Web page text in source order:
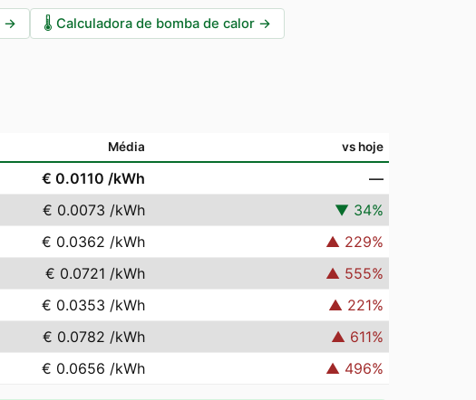
→ 🌡️ Calculadora de bomba de calor →
Média vs hoje
€ 0.0110 /kWh
—
€ 0.0073 /kWh ▼ 34%
€ 0.0362 /kWh ▲ 229%
€ 0.0721 /kWh ▲ 555%
€ 0.0353 /kWh ▲ 221%
€ 0.0782 /kWh ▲ 611%
€ 0.0656 /kWh ▲ 496%